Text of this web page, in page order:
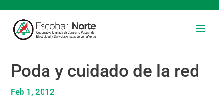
Poda y cuidado de la red
Feb 1, 2012